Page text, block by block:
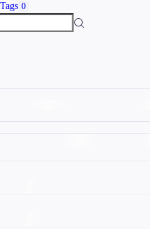
Tags 0